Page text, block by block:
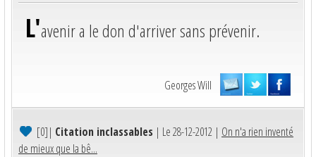
L'avenir a le don d'arriver sans prévenir.
Georges Will
[0]| Citation inclassables | Le 28-12-2012 | On n'a rien inventé
de mieux que la bê...